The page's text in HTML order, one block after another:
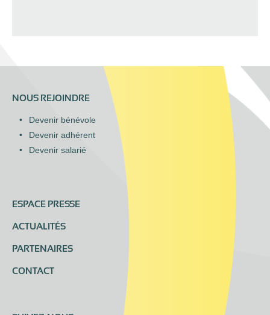
NOUS REJOINDRE
Devenir bénévole
Devenir adhérent
Devenir salarié
ESPACE PRESSE
ACTUALITÉS
PARTENAIRES
CONTACT